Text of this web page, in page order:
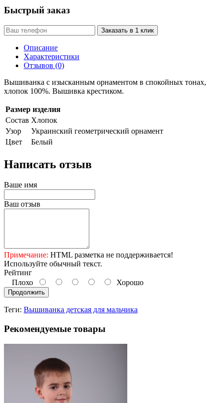
Быстрый заказ
Заказать в 1 клик
Описание
Характеристики
Отзывов (0)
Вышиванка с изысканным орнаментом в спокойных тонах,
хлопок 100%. Вышивка крестиком.
Размер изделия
Состав Хлопок
Узор
Украинский геометрический орнамент
Цвет
Белый
Написать отзыв
Ваше имя
Ваш отзыв
Примечание: HTML разметка не поддерживается!
Используйте обычный текст.
Рейтинг
Плохо
Хорошо
Продолжить
Теги: Вышиванка детская для мальчика
Рекомендуемые товары